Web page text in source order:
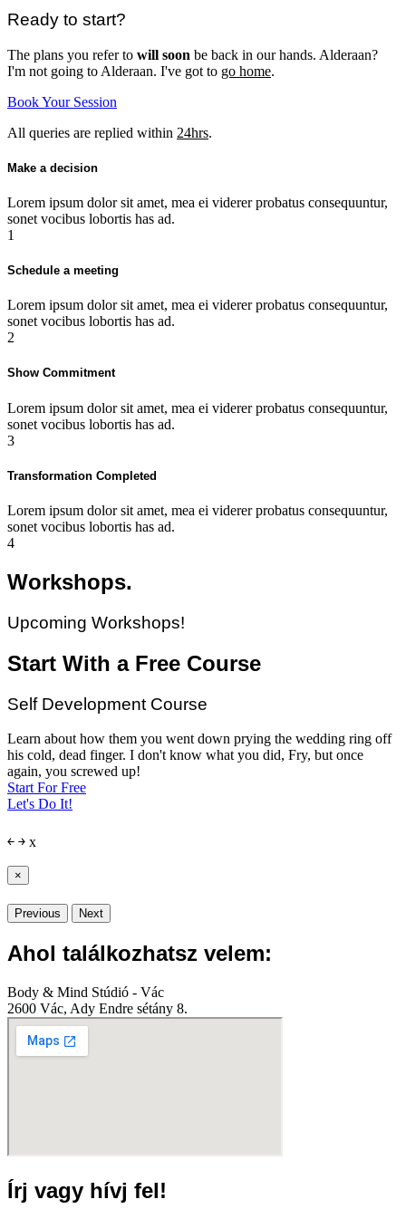
Ready to start?
The plans you refer to will soon be back in our hands. Alderaan?
I'm not going to Alderaan. I've got to go home.
Book Your Session
All queries are replied within 24hrs.
Make a decision
Lorem ipsum dolor sit amet, mea ei viderer probatus consequuntur,
sonet vocibus lobortis has ad.
1
Schedule a meeting
Lorem ipsum dolor sit amet, mea ei viderer probatus consequuntur,
sonet vocibus lobortis has ad.
2
Show Commitment
Lorem ipsum dolor sit amet, mea ei viderer probatus consequuntur,
sonet vocibus lobortis has ad.
3
Transformation Completed
Lorem ipsum dolor sit amet, mea ei viderer probatus consequuntur,
sonet vocibus lobortis has ad.
4
Workshops.
Upcoming Workshops!
Start With a Free Course
Self Development Course
Learn about how them you went down prying the wedding ring off
his cold, dead finger. I don't know what you did, Fry, but once
again, you screwed up!
Start For Free
Let's Do It!
￩ ￫ x
×
Previous Next
Ahol találkozhatsz velem:
Body & Mind Stúdió - Vác
2600 Vác, Ady Endre sétány 8.
Írj vagy hívj fel!